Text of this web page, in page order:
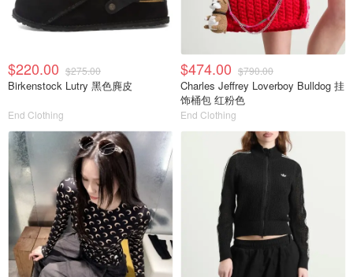
$220.00 $275.00
Birkenstock Lutry 黑色麂皮
End Clothing
$474.00 $790.00
Charles Jeffrey Loverboy Bulldog 挂
饰桶包 红粉色
End Clothing